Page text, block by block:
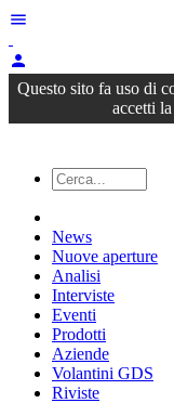
menu
person
Questo sito fa uso di
accetti
News
Nuove aperture
Analisi
Interviste
Eventi
Prodotti
Aziende
Volantini GDS
Riviste